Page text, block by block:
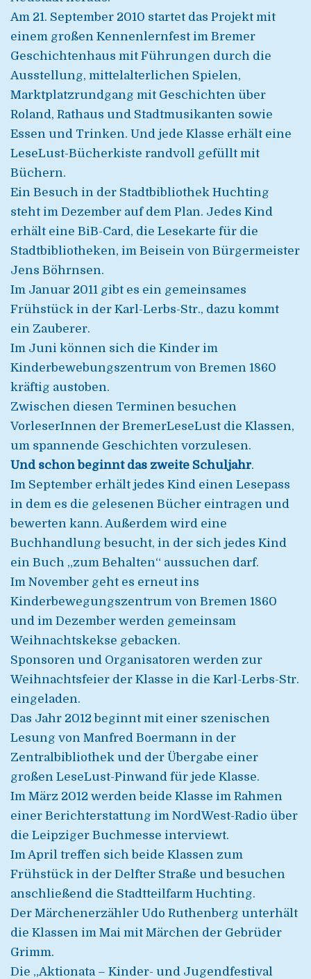
Am 21. September 2010 startet das Projekt mit
einem großen Kennenlernfest im Bremer
Geschichtenhaus mit Führungen durch die
Ausstellung, mittelalterlichen Spielen,
Marktplatzrundgang mit Geschichten über
Roland, Rathaus und Stadtmusikanten sowie
Essen und Trinken. Und jede Klasse erhält eine
LeseLust-Bücherkiste randvoll gefüllt mit
Büchern.
Ein Besuch in der Stadtbibliothek Huchting
steht im Dezember auf dem Plan. Jedes Kind
erhält eine BiB-Card, die Lesekarte für die
Stadtbibliotheken, im Beisein von Bürgermeister
Jens Böhrnsen.
Im Januar 2011 gibt es ein gemeinsames
Frühstück in der Karl-Lerbs-Str., dazu kommt
ein Zauberer.
Im Juni können sich die Kinder im
Kinderbewebungszentrum von Bremen 1860
kräftig austoben.
Zwischen diesen Terminen besuchen
VorleserInnen der BremerLeseLust die Klassen,
um spannende Geschichten vorzulesen.
Und schon beginnt das zweite Schuljahr.
Im September erhält jedes Kind einen Lesepass
in dem es die gelesenen Bücher eintragen und
bewerten kann. Außerdem wird eine
Buchhandlung besucht, in der sich jedes Kind
ein Buch „zum Behalten“ aussuchen darf.
Im November geht es erneut ins
Kinderbewegungszentrum von Bremen 1860
und im Dezember werden gemeinsam
Weihnachtskekse gebacken.
Sponsoren und Organisatoren werden zur
Weihnachtsfeier der Klasse in die Karl-Lerbs-Str.
eingeladen.
Das Jahr 2012 beginnt mit einer szenischen
Lesung von Manfred Boermann in der
Zentralbibliothek und der Übergabe einer
großen LeseLust-Pinwand für jede Klasse.
Im März 2012 werden beide Klasse im Rahmen
einer Berichterstattung im NordWest-Radio über
die Leipziger Buchmesse interviewt.
Im April treffen sich beide Klassen zum
Frühstück in der Delfter Straße und besuchen
anschließend die Stadtteilfarm Huchting.
Der Märchenerzähler Udo Ruthenberg unterhält
die Klassen im Mai mit Märchen der Gebrüder
Grimm.
Die „Aktionata – Kinder- und Jugendfestival